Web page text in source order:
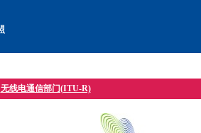
无线电通信部门(ITU-R)